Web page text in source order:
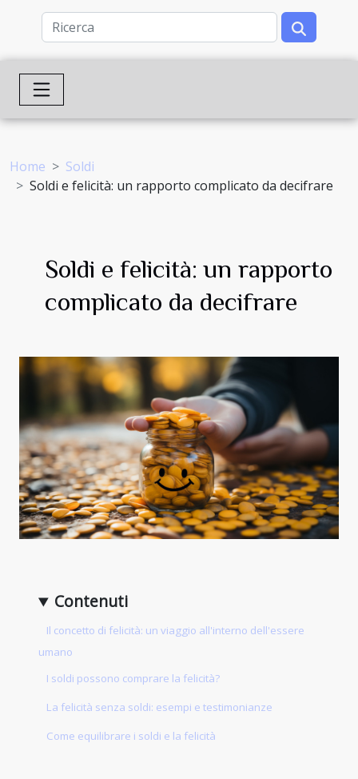
Home
Soldi
Soldi e felicità: un rapporto complicato da decifrare
Soldi e felicità: un rapporto
complicato da decifrare
Contenuti
Il concetto di felicità: un viaggio all'interno dell'essere
umano
I soldi possono comprare la felicità?
La felicità senza soldi: esempi e testimonianze
Come equilibrare i soldi e la felicità